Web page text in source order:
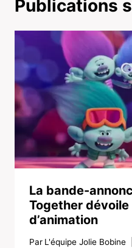
Publications
La bande-
Together
d’animation
Par L'équipe Jolie Bobine